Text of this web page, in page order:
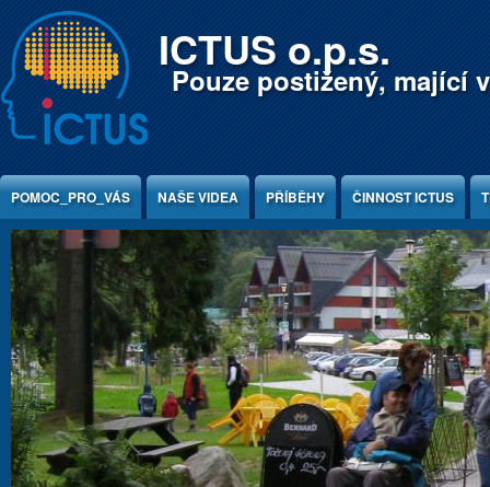
Jump to Content ICTUS o.p.s.
Pouze postižený, mající
POMOC_PRO_VÁS NAŠE VIDEA PŘÍBĚHY ČINNOST ICTUS